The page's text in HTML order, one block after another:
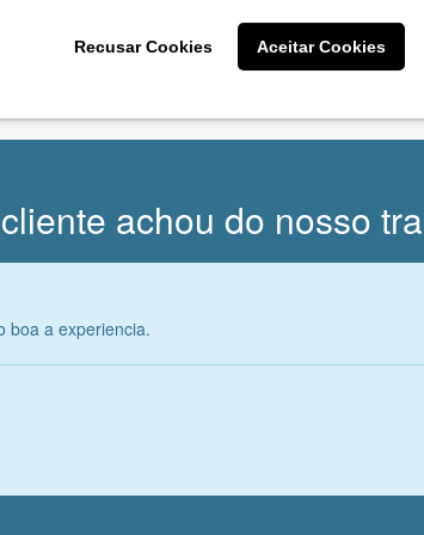
Recusar Cookies Aceitar Cookies
CRIE SUA MARCA
achou do nosso
boa a experiencia.